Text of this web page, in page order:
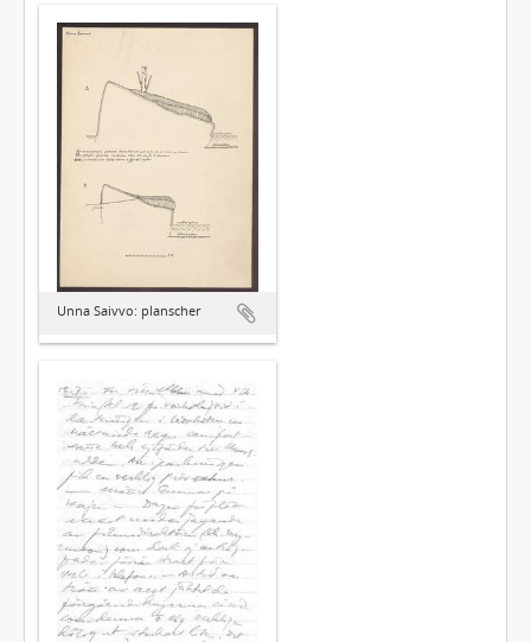
Unna Saivvo: planscher